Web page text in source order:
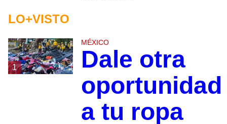
LO+VISTO
1
MÉXICO
Dale otra
oportunidad
a tu ropa